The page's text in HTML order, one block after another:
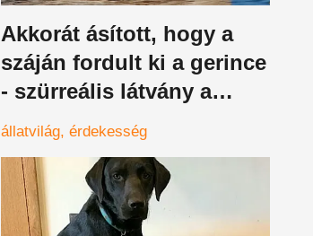
Akkorát ásított, hogy a
száján fordult ki a gerince
- szürreális látvány a
pelikánok szokása, amitől
az állatkertben is
libabőrös lehetsz
állatvilág érdekesség